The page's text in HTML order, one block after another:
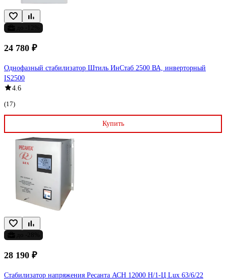
24 780 ₽
Однофазный стабилизатор Штиль ИнСтаб 2500 ВА, инверторный
IS2500
4.6
(17)
Купить
28 190 ₽
Стабилизатор напряжения Ресанта АСН 12000 Н/1-Ц Lux 63/6/22